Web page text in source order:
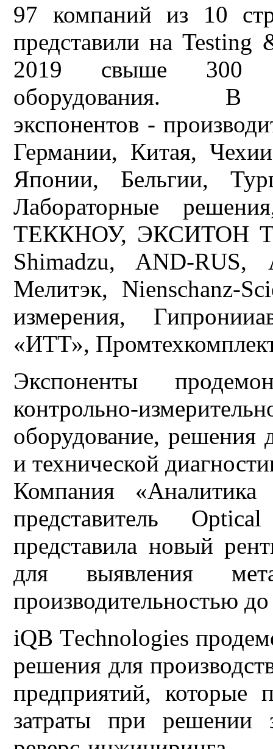
97 компаний из 10
представили на Testing
2019 свыше 300
оборудования. В
экспонентов -
Германии, Китая,
Японии, Бельгии,
Лабораторные
ТЕККНОУ, ЭКСИТОН
Shimadzu, AND-RUS,
Мелитэк, Nienschanz-
измерения,
«ИТТ»,
Экспоненты
контрольно-
оборудование, решения
и технической
Компания
представитель
представила новый
для выявления
производительностью
iQB Тechnologies
решения для
предприятий, которые
затраты при решении